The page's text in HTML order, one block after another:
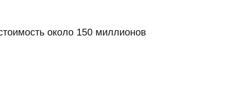
около 150 миллионов